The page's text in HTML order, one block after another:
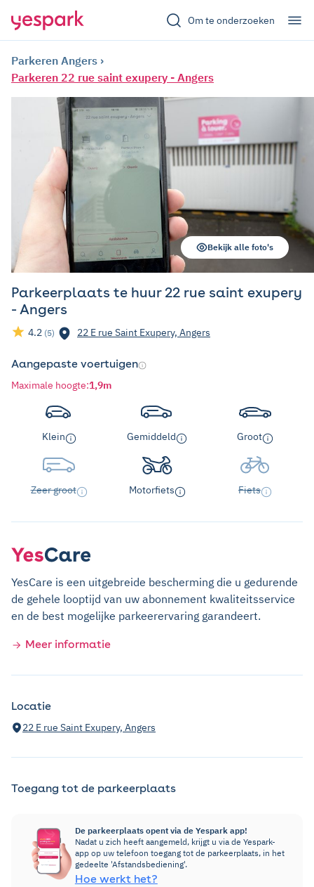
Om te onderzoeken
Parkeren Angers
Parkeren 22 rue saint exupery - Angers
Parkeerplaats te huur 22 rue saint exupery
- Angers
4.2 (5) 22 E rue Saint Exupery, Angers
Bekijk alle foto's
Aangepaste voertuigen
Maximale hoogte:1,9m
Klein Gemiddeld Groot
Zeer groot Motorfiets Fiets
YesCare is een uitgebreide bescherming die u gedurende
de gehele looptijd van uw abonnement kwaliteitsservice
en de best mogelijke parkeerervaring garandeert.
Meer informatie
Locatie
22 E rue Saint Exupery, Angers
Toegang tot de parkeerplaats
De parkeerplaats opent via de Yespark app!
Nadat u zich heeft aangemeld, krijgt u via de Yespark-
app op uw telefoon toegang tot de parkeerplaats, in het
gedeelte 'Afstandsbediening'.
Hoe werkt het?